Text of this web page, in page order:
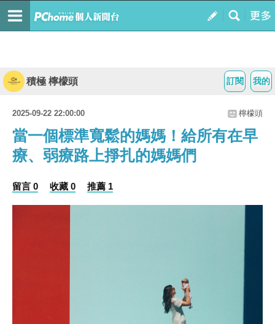
我的
訂閱
積極 檸檬頭
2025-09-22 22:00:00 檸檬頭
當一個標準寬鬆的媽媽！給所有在早
療、弱療路上掙扎的媽媽們
留言 0 收藏 0 推薦 1